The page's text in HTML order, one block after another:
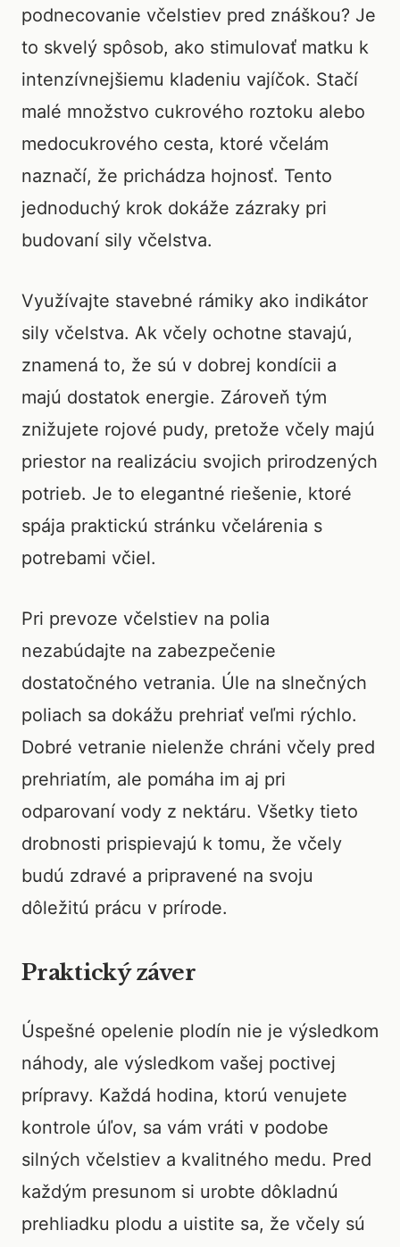
podnecovanie včelstiev pred znáškou? Je
to skvelý spôsob, ako stimulovať matku k
intenzívnejšiemu kladeniu vajíčok. Stačí
malé množstvo cukrového roztoku alebo
medocukrového cesta, ktoré včelám
naznačí, že prichádza hojnosť. Tento
jednoduchý krok dokáže zázraky pri
budovaní sily včelstva.
Využívajte stavebné rámiky ako indikátor
sily včelstva. Ak včely ochotne stavajú,
znamená to, že sú v dobrej kondícii a
majú dostatok energie. Zároveň tým
znižujete rojové pudy, pretože včely majú
priestor na realizáciu svojich prirodzených
potrieb. Je to elegantné riešenie, ktoré
spája praktickú stránku včelárenia s
potrebami včiel.
Pri prevoze včelstiev na polia
nezabúdajte na zabezpečenie
dostatočného vetrania. Úle na slnečných
poliach sa dokážu prehriať veľmi rýchlo.
Dobré vetranie nielenže chráni včely pred
prehriatím, ale pomáha im aj pri
odparovaní vody z nektáru. Všetky tieto
drobnosti prispievajú k tomu, že včely
budú zdravé a pripravené na svoju
dôležitú prácu v prírode.
Praktický záver
Úspešné opelenie plodín nie je výsledkom
náhody, ale výsledkom vašej poctivej
prípravy. Každá hodina, ktorú venujete
kontrole úľov, sa vám vráti v podobe
silných včelstiev a kvalitného medu. Pred
každým presunom si urobte dôkladnú
prehliadku plodu a uistite sa, že včely sú